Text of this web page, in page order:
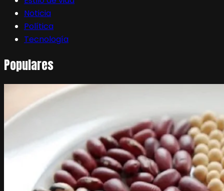
Noticia
Política
Tecnología
Populares